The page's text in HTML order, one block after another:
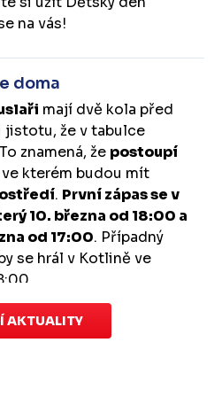
na vás!
doma
mají dvě kola před
jistotu, že v tabulce
znamená, že postoupí
ve kterém budou mít
. První zápas se v
10. března od 18:00 a
od 17:00. Případný
se hrál v Kotlině ve
30. ledna ve 14:15,
AKTUALITY